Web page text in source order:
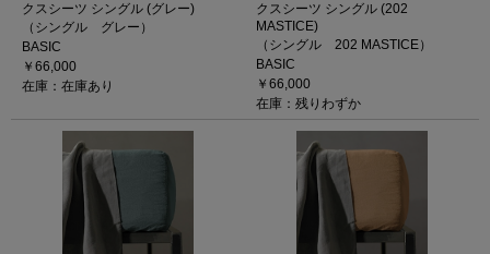
クスシーツ シングル (グレー)
（シングル グレー）
BASIC
￥66,000
在庫：在庫あり
クスシーツ シングル (202
MASTICE)
（シングル 202 MASTICE）
BASIC
￥66,000
在庫：残りわずか